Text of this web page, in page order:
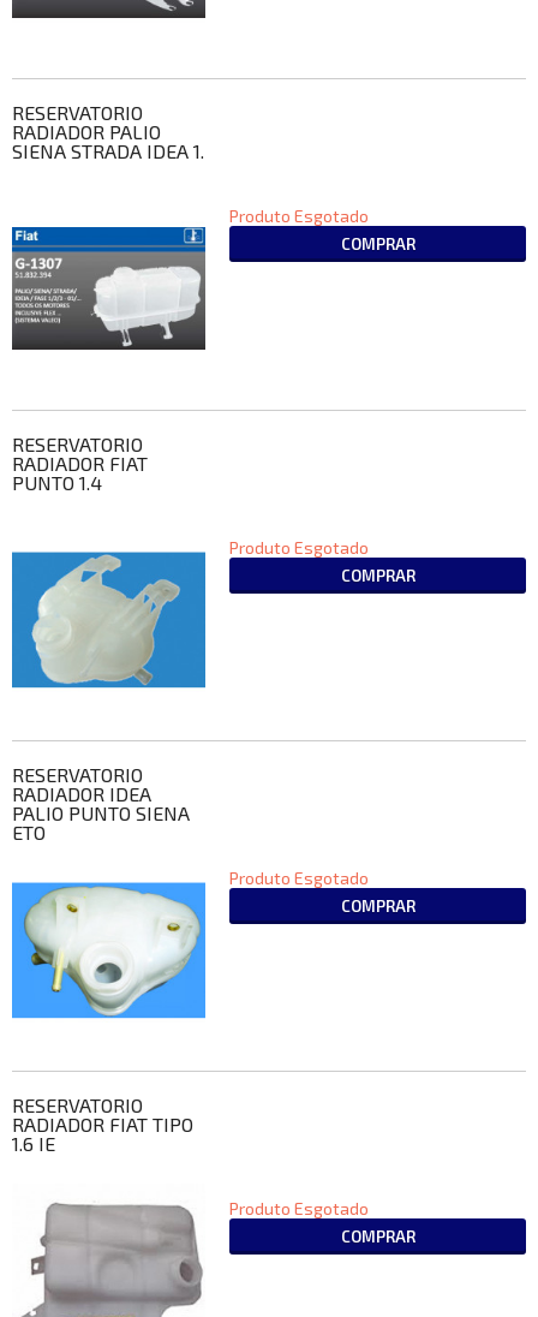
RESERVATORIO
RADIADOR PALIO
SIENA STRADA IDEA 1.
Produto Esgotado
COMPRAR
RESERVATORIO
RADIADOR FIAT
PUNTO 1.4
Produto Esgotado
COMPRAR
RESERVATORIO
RADIADOR IDEA
PALIO PUNTO SIENA
ETO
Produto Esgotado
COMPRAR
RESERVATORIO
RADIADOR FIAT TIPO
1.6 IE
Produto Esgotado
COMPRAR